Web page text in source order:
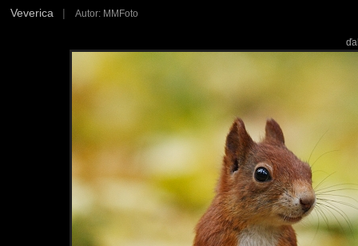
Veverica | Autor: MMFoto